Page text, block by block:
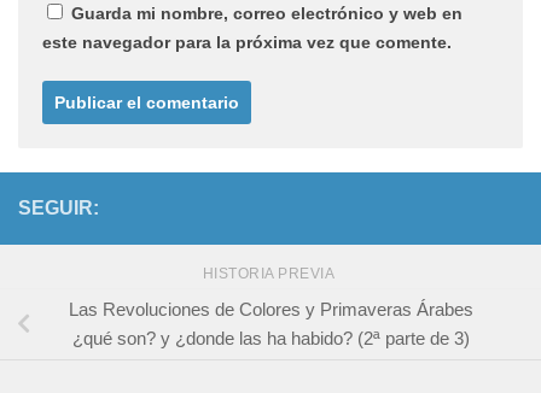
Guarda mi nombre, correo electrónico y web en
este navegador para la próxima vez que comente.
SEGUIR:
HISTORIA PREVIA
Las Revoluciones de Colores y Primaveras Árabes
¿qué son? y ¿donde las ha habido? (2ª parte de 3)